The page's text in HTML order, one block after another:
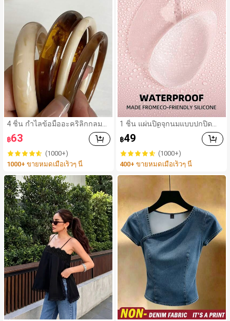
4 ชิ้น กำไลข้อมืออะคริลิกกลมส
ไตล์วินเทจหรูหราสำหรับผู้หญิง,
ดีไซน์เรียบง่ายทันสมัย, เหมาะสำ
หรับสวมใส่ในชีวิตประจำวันและ
โอกาสต่างๆ, ของขวัญสำหรับเธ
อ
฿63
(1000+)
1000+ ขายหมดเมื่อเร็วๆ นี้
1 ชิ้น แผ่นปิดจุกนมแบบปกปิดสำ
หรับชุดว่ายน้ำซิลิโคนบางเฉียบมี
กาวในตัวสำหรับผู้หญิงกันน้ำมอง
ไม่เห็นสำหรับว่ายน้ำโยคะชุดออ
กกำลังกายเหมาะสำหรับชุดทางก
าร, เดท, งานแต่งงาน, ท่องเที่ยว,
฿49
(1000+)
400+ ขายหมดเมื่อเร็วๆ นี้